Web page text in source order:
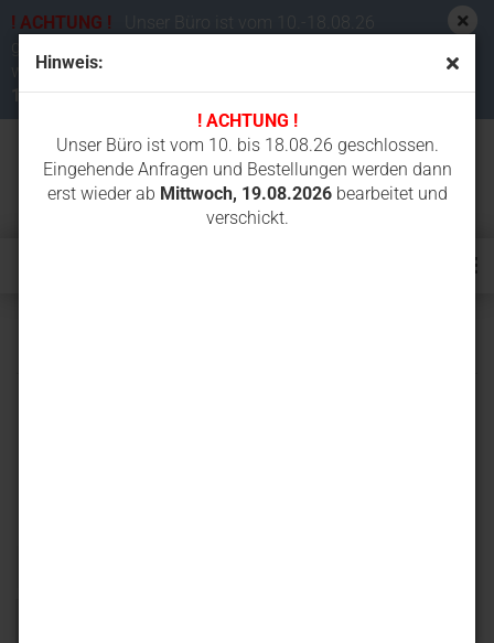
Hinweis:
! ACHTUNG !
Unser Büro ist vom 10. bis 18.08.26 geschlossen.
Eingehende Anfragen und Bestellungen werden dann
erst wieder ab Mittwoch, 19.08.2026bearbeitet und
verschickt.
! ACHTUNG !
Unser Büro ist vom 10.-18.08.26
werden dann erst wieder ab
19.08.2026bearbeitet und verschickt.